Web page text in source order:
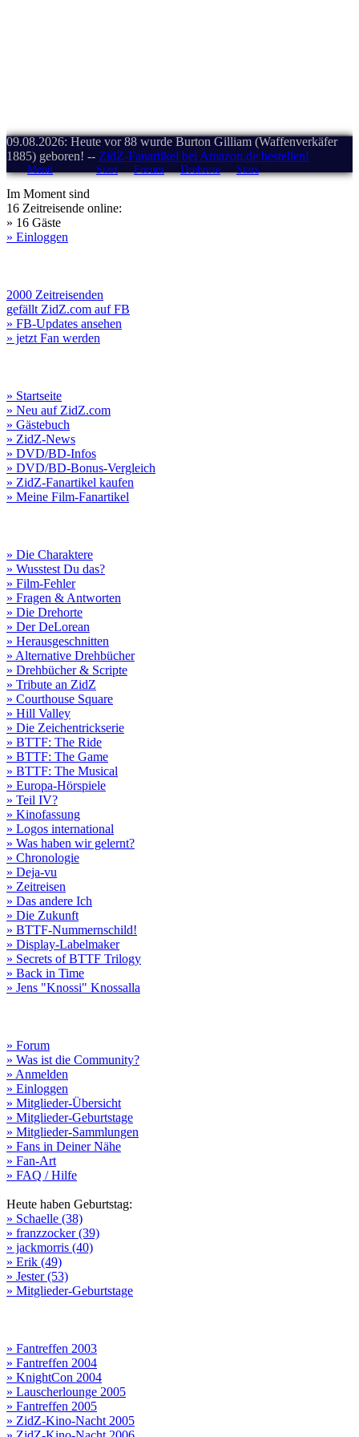
09.08.2026: Heute vor 88 wurde Burton Gilliam (Waffenverkäfer
1885) geboren! -- ZidZ-Fanartikel bei Amazon.de bestellen!
Menü Start Forum Drehorte Stars
Im Moment sind
16 Zeitreisende online:
» 16 Gäste
» Einloggen
2000 Zeitreisenden
gefällt ZidZ.com auf FB
» FB-Updates ansehen
» jetzt Fan werden
» Startseite
» Neu auf ZidZ.com
» Gästebuch
» ZidZ-News
» DVD/BD-Infos
» DVD/BD-Bonus-Vergleich
» ZidZ-Fanartikel kaufen
» Meine Film-Fanartikel
» Die Charaktere
» Wusstest Du das?
» Film-Fehler
» Fragen & Antworten
» Die Drehorte
» Der DeLorean
» Herausgeschnitten
» Alternative Drehbücher
» Drehbücher & Scripte
» Tribute an ZidZ
» Courthouse Square
» Hill Valley
» Die Zeichentrickserie
» BTTF: The Ride
» BTTF: The Game
» BTTF: The Musical
» Europa-Hörspiele
» Teil IV?
» Kinofassung
» Logos international
» Was haben wir gelernt?
» Chronologie
» Deja-vu
» Zeitreisen
» Das andere Ich
» Die Zukunft
» BTTF-Nummernschild!
» Display-Labelmaker
» Secrets of BTTF Trilogy
» Back in Time
» Jens "Knossi" Knossalla
» Forum
» Was ist die Community?
» Anmelden
» Einloggen
» Mitglieder-Übersicht
» Mitglieder-Geburtstage
» Mitglieder-Sammlungen
» Fans in Deiner Nähe
» Fan-Art
» FAQ / Hilfe
Heute haben Geburtstag:
» Schaelle (38)
» franzzocker (39)
» jackmorris (40)
» Erik (49)
» Jester (53)
» Mitglieder-Geburtstage
» Fantreffen 2003
» Fantreffen 2004
» KnightCon 2004
» Lauscherlounge 2005
» Fantreffen 2005
» ZidZ-Kino-Nacht 2005